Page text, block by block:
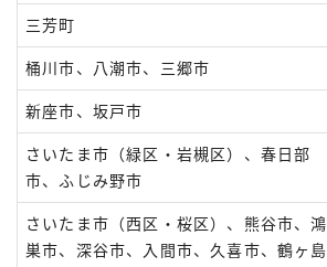
三芳町
桶川市、八潮市、三郷市
新座市、坂戸市
さいたま市（緑区・岩槻区）、春日部
市、ふじみ野市
さいたま市（西区・桜区）、熊谷市、鴻
巣市、深谷市、入間市、久喜市、鶴ヶ島